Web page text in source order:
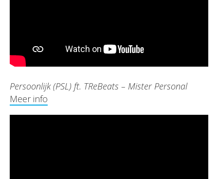
Persoonlijk (PSL) ft. TReBeats – Mister Personal
Meer info